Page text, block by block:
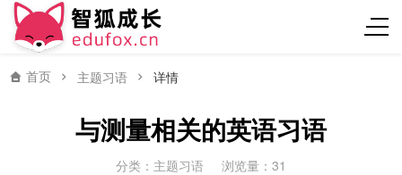
首页 主题习语 详情
与测量相关的英语习语
分类： 主题习语 浏览量：31